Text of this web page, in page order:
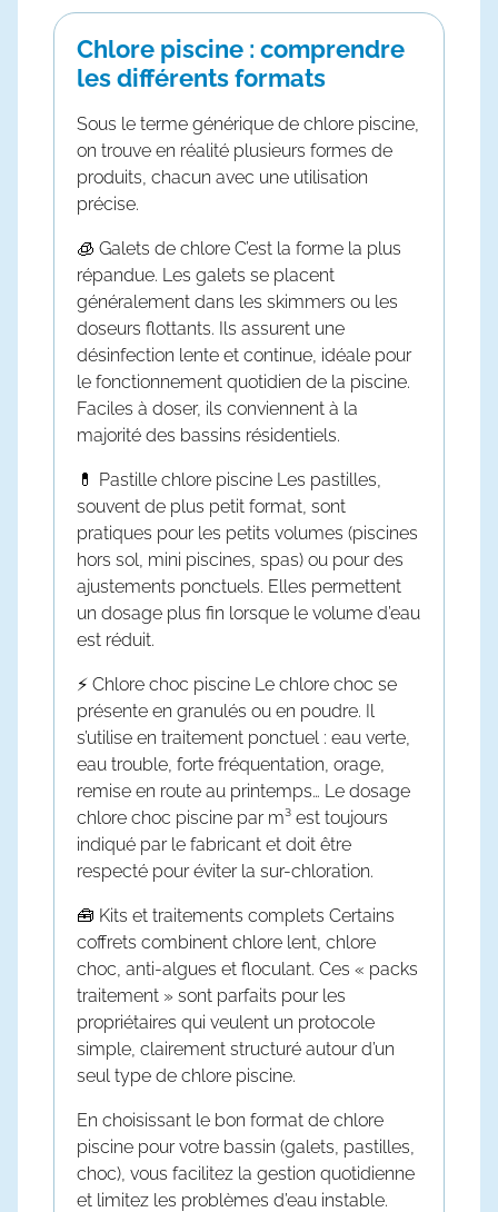
Chlore piscine : comprendre
les différents formats
Sous le terme générique de chlore piscine,
on trouve en réalité plusieurs formes de
produits, chacun avec une utilisation
précise.
🧊 Galets de chlore C’est la forme la plus
répandue. Les galets se placent
généralement dans les skimmers ou les
doseurs flottants. Ils assurent une
désinfection lente et continue, idéale pour
le fonctionnement quotidien de la piscine.
Faciles à doser, ils conviennent à la
majorité des bassins résidentiels.
💊 Pastille chlore piscine Les pastilles,
souvent de plus petit format, sont
pratiques pour les petits volumes (piscines
hors sol, mini piscines, spas) ou pour des
ajustements ponctuels. Elles permettent
un dosage plus fin lorsque le volume d’eau
est réduit.
⚡ Chlore choc piscine Le chlore choc se
présente en granulés ou en poudre. Il
s’utilise en traitement ponctuel : eau verte,
eau trouble, forte fréquentation, orage,
remise en route au printemps… Le dosage
chlore choc piscine par m³ est toujours
indiqué par le fabricant et doit être
respecté pour éviter la sur-chloration.
🧰 Kits et traitements complets Certains
coffrets combinent chlore lent, chlore
choc, anti-algues et floculant. Ces « packs
traitement » sont parfaits pour les
propriétaires qui veulent un protocole
simple, clairement structuré autour d’un
seul type de chlore piscine.
En choisissant le bon format de chlore
piscine pour votre bassin (galets, pastilles,
choc), vous facilitez la gestion quotidienne
et limitez les problèmes d’eau instable.